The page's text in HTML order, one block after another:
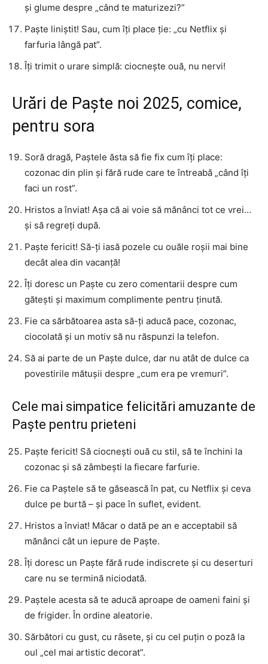
și glume despre „când te maturizezi?”
Paște liniștit! Sau, cum îți place ție: „cu Netflix și
farfuria lângă pat”.
Îți trimit o urare simplă: ciocnește ouă, nu nervi!
Urări de Paște noi 2025, comice,
pentru sora
Soră dragă, Paștele ăsta să fie fix cum îți place:
cozonac din plin și fără rude care te întreabă „când îți
faci un rost”.
Hristos a înviat! Așa că ai voie să mănânci tot ce vrei…
și să regreți după.
Paște fericit! Să-ți iasă pozele cu ouăle roșii mai bine
decât alea din vacanță!
Îți doresc un Paște cu zero comentarii despre cum
gătești și maximum complimente pentru ținută.
Fie ca sărbătoarea asta să-ți aducă pace, cozonac,
ciocolată și un motiv să nu răspunzi la telefon.
Să ai parte de un Paște dulce, dar nu atât de dulce ca
povestirile mătușii despre „cum era pe vremuri”.
Cele mai simpatice felicitări amuzante de
Paște pentru prieteni
Paște fericit! Să ciocnești ouă cu stil, să te închini la
cozonac și să zâmbești la fiecare farfurie.
Fie ca Paștele să te găsească în pat, cu Netflix și ceva
dulce pe burtă – și pace în suflet, evident.
Hristos a înviat! Măcar o dată pe an e acceptabil să
mănânci cât un iepure de Paște.
Îți doresc un Paște fără rude indiscrete și cu deserturi
care nu se termină niciodată.
Paștele acesta să te aducă aproape de oameni faini și
de frigider. În ordine aleatorie.
Sărbători cu gust, cu râsete, și cu cel puțin o poză la
oul „cel mai artistic decorat”.